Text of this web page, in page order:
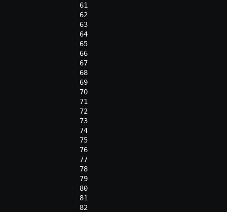
61
62
63
64
65
66
67
68
69
70
71
72
73
74
75
76
77
78
79
80
81
82